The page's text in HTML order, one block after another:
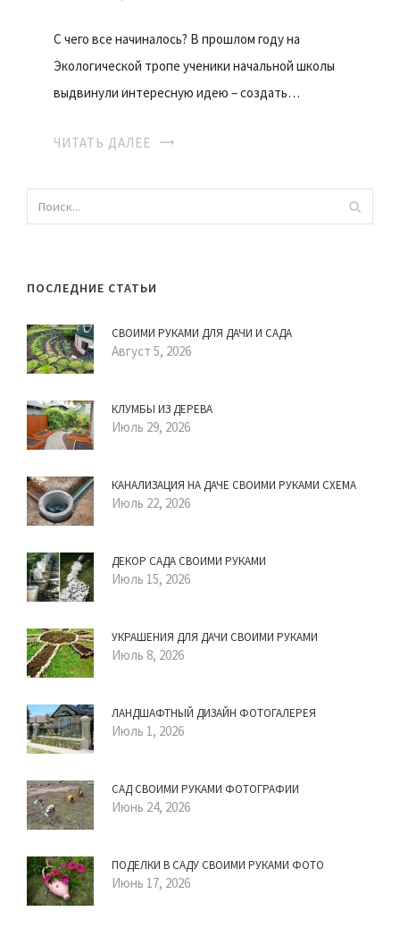
С чего все начиналось? В прошлом году на
Экологической тропе ученики начальной школы
выдвинули интересную идею – создать…
ЧИТАТЬ ДАЛЕЕ
ПОСЛЕДНИЕ СТАТЬИ
СВОИМИ РУКАМИ ДЛЯ ДАЧИ И САДА
Август 5, 2026
КЛУМБЫ ИЗ ДЕРЕВА
Июль 29, 2026
КАНАЛИЗАЦИЯ НА ДАЧЕ СВОИМИ РУКАМИ СХЕМА
Июль 22, 2026
ДЕКОР САДА СВОИМИ РУКАМИ
Июль 15, 2026
УКРАШЕНИЯ ДЛЯ ДАЧИ СВОИМИ РУКАМИ
Июль 8, 2026
ЛАНДШАФТНЫЙ ДИЗАЙН ФОТОГАЛЕРЕЯ
Июль 1, 2026
САД СВОИМИ РУКАМИ ФОТОГРАФИИ
Июнь 24, 2026
ПОДЕЛКИ В САДУ СВОИМИ РУКАМИ ФОТО
Июнь 17, 2026